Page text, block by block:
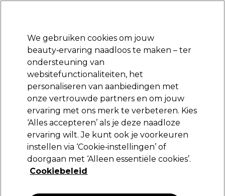
Aanmelden
Merken Deals Haar Elektra
Volgende dag geleverd*
Na verzending, maandag t/m vrijdag
S-PRO
S-PRO Handdoek Zwart Bleekbestendig x6
72,05 €
We gebruiken cookies om jouw
beauty‑ervaring naadloos te maken – ter
ondersteuning van
websitefunctionaliteiten, het
personaliseren van aanbiedingen met
onze vertrouwde partners en om jouw
ervaring met ons merk te verbeteren. Kies
‘Alles accepteren’ als je deze naadloze
ervaring wilt. Je kunt ook je voorkeuren
instellen via ‘Cookie‑instellingen’ of
doorgaan met ‘Alleen essentiële cookies’.
Cookiebeleid